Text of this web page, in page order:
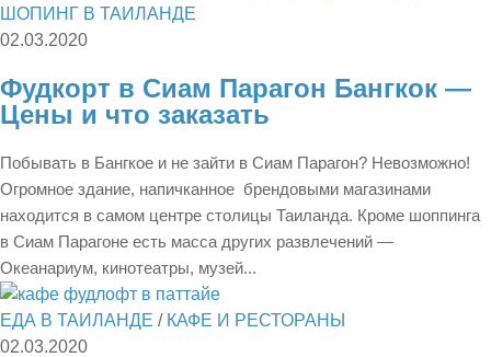
ШОПИНГ В ТАИЛАНДЕ
02.03.2020
Фудкорт в Сиам Парагон Бангкок —
Цены и что заказать
Побывать в Бангкое и не зайти в Сиам Парагон? Невозможно!
Огромное здание, напичканное брендовыми магазинами
находится в самом центре столицы Таиланда. Кроме шоппинга
в Сиам Парагоне есть масса других развлечений —
Океанариум, кинотеатры, музей...
ЕДА В ТАИЛАНДЕ / КАФЕ И РЕСТОРАНЫ
02.03.2020